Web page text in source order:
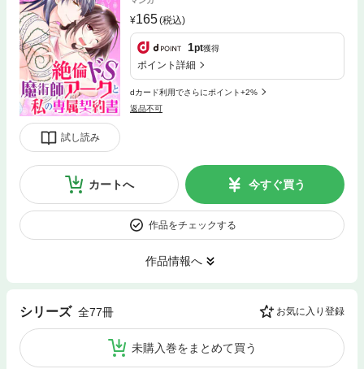
試し読み
165(税込)
1pt獲得
ポイント詳細
dカード利用でさらにポイント+2%
返品不可
カートへ 今すぐ買う
作品をチェックする
作品情報へ
シリーズ 全77冊 お気に入り登録
未購入巻をまとめて買う